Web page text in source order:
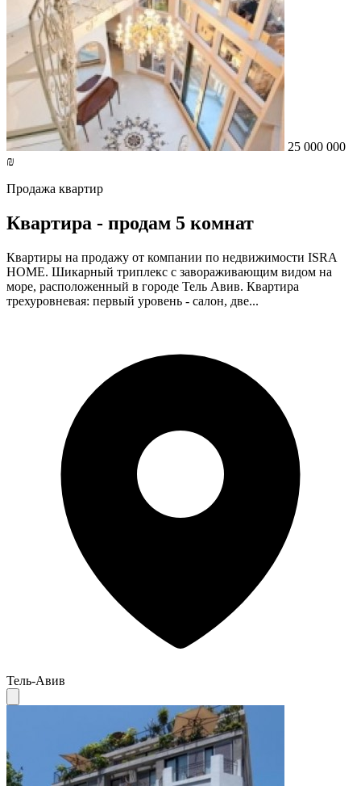
25 000 000
₪
Продажа квартир
Квартира - продам 5 комнат
Квартиры на продажу от компании по недвижимости ISRA
HOME. Шикарный триплекс с завораживающим видом на
море, расположенный в городе Тель Авив. Квартира
трехуровневая: первый уровень - салон, две...
Тель-Авив